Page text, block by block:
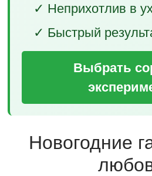
✓ Неприхотлив в
✓ Быстрый
Выбрать
Новогодние